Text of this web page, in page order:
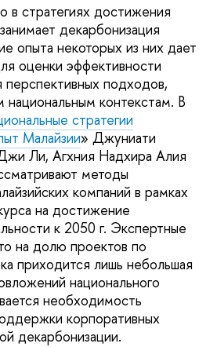
в стратегиях достижения
декарбонизация
опыта некоторых из них дает
оценки эффективности
перспективных подходов,
контекстам. В
стратегии
Малайзии» Джуниати
Ли, Агхния Надхира Алия
методы
компаний в рамках
на достижение
к 2050 г. Экспертные
на долю проектов по
приходится лишь небольшая
национального
необходимость
корпоративных
декарбонизации.